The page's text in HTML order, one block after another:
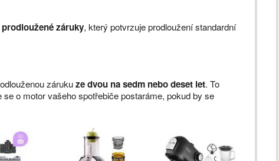
záruky, který potvrzuje prodloužení standardní
zárukuze dvou na sedm nebo deset let. To
o motor vašeho spotřebiče postaráme, pokud by se